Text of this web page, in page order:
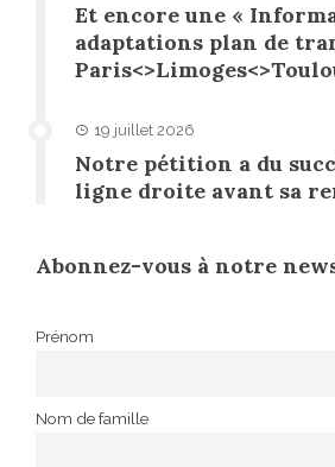
Et encore une «
adaptations plan de
19 juillet 2026
Notre pétition a du
ligne droite avant sa
Abonnez-vous à notre
Prénom
Nom de famille